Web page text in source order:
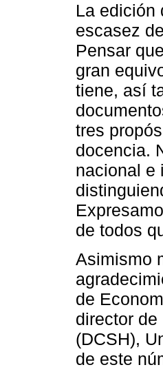
La edición
escasez
Pensar
gran
tiene, así
tres
docencia.
nacional e
de todos
Asimismo
de
director
(DCSH),
de este